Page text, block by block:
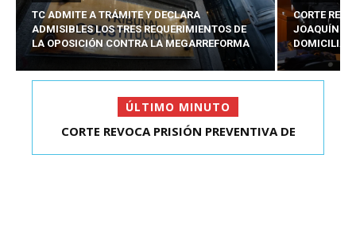
TC ADMITE A TRÁMITE Y DECLARA
ADMISIBLES LOS TRES REQUERIMIENTOS DE
LA OPOSICIÓN CONTRA LA MEGARREFORMA
CORTE
JOAQUÍN
ÚLTIMO MINUTO
CASO FIDEL ESPINOZA: SENADO PIDE “EVITAR
CORTE REVOCA PRISIÓN PREVENTIVA DE